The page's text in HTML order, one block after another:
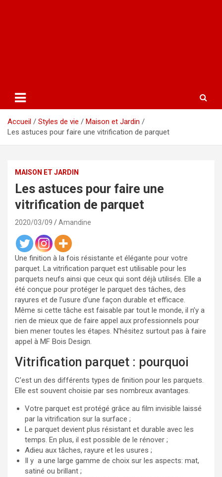
Accueil Styles de vie
Maison et Jardin
Les astuces pour faire une vitrification de parquet
MAISON ET JARDIN
Les astuces pour faire une
vitrification de parquet
2020/03/09 Amandine
Une finition à la fois résistante et élégante pour votre
parquet. La vitrification parquet est utilisable pour les
parquets neufs ainsi que ceux qui sont déjà utilisés. Elle a
été conçue pour protéger le parquet des tâches, des
rayures et de l’usure d’une façon durable et efficace.
Même si cette tâche est faisable par tout le monde, il n’y a
rien de mieux que de faire appel aux professionnels pour
bien mener toutes les étapes. N’hésitez surtout pas à faire
appel à MF Bois Design.
Vitrification parquet : pourquoi
C’est un des différents types de finition pour les parquets.
Elle est souvent choisie par ses nombreux avantages.
Votre parquet est protégé grâce au film invisible laissé
par la vitrification sur la surface ;
Le parquet devient plus résistant et durable avec les
temps. En plus, il est possible de le rénover ;
Adieu aux tâches, rayure et les usures ;
Il y a une large gamme de choix sur les aspects: mat,
satiné ou brillant ;